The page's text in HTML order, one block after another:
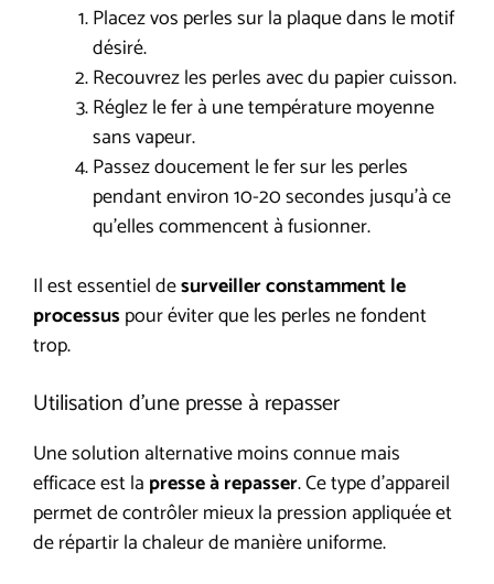
Placez vos perles sur la plaque dans le motif
désiré.
Recouvrez les perles avec du papier cuisson.
Réglez le fer à une température moyenne
sans vapeur.
Passez doucement le fer sur les perles
pendant environ 10-20 secondes jusqu’à ce
qu’elles commencent à fusionner.
Il est essentiel desurveiller constamment le
processuspour éviter que les perles ne fondent
trop.
Utilisation d’une presse à repasser
Une solution alternative moins connue mais
efficace est la presse à repasser. Ce type d’appareil
permet de contrôler mieux la pression appliquée et
de répartir la chaleur de manière uniforme.